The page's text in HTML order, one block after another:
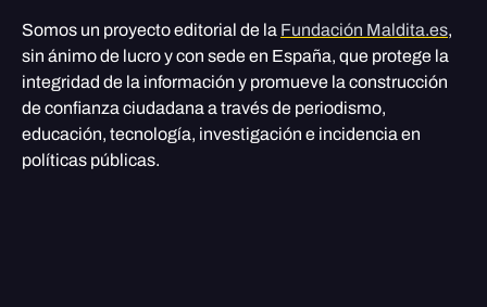
Somos un proyecto editorial de la Fundación Maldita.es,
sin ánimo de lucro y con sede en España, que protege la
integridad de la información y promueve la construcción
de confianza ciudadana a través de periodismo,
educación, tecnología, investigación e incidencia en
políticas públicas.